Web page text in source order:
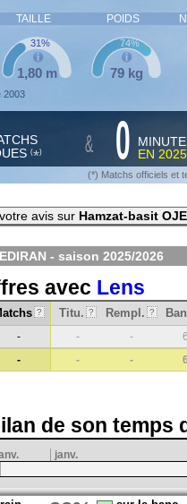
TAILLE POIDS
2003
1,80 m
31%
79 kg
74%
(*) & 0
EN
(*) Matchs officiels et
avis sur Hamzat-basit
- saison 2025/2026
avec Lens
? Titu. ? Rempl. ?
- - -
- - -
de son temps
janv.